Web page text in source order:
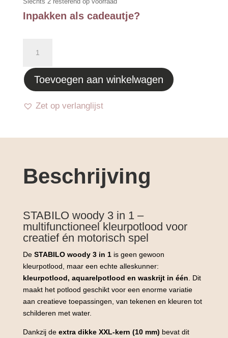
Inpakken als cadeautje?
peuter
18
stuks
Set
2
woody
+
penseel
(kopie)
aantal
Toevoegen aan winkelwagen
Zet op verlanglijst
Beschrijving
STABILO woody 3 in 1 –
multifunctioneel kleurpotlood voor
creatief én motorisch spel
De STABILO woody 3 in 1is geen gewoon
kleurpotlood, maar een echte alleskunner:
kleurpotlood, aquarelpotlood en waskrijt in één . Dit
maakt het potlood geschikt voor een enorme variatie
aan creatieve toepassingen, van tekenen en kleuren tot
schilderen met water.
Dankzij de extra dikke XXL-kern (10 mm) bevat dit